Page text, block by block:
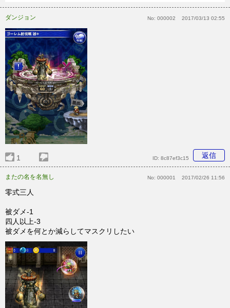
ダンジョン No: 000002 2017/03/13 02:55
1 返信
ID: 8c87ef3c15
またの名を名無し No: 000001 2017/02/26 11:56
零式三人
被ダメ-1
四人以上-3
被ダメを何とか減らしてマスクリしたい